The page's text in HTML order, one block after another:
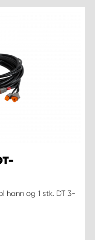
hann og 1 stk. DT 3-